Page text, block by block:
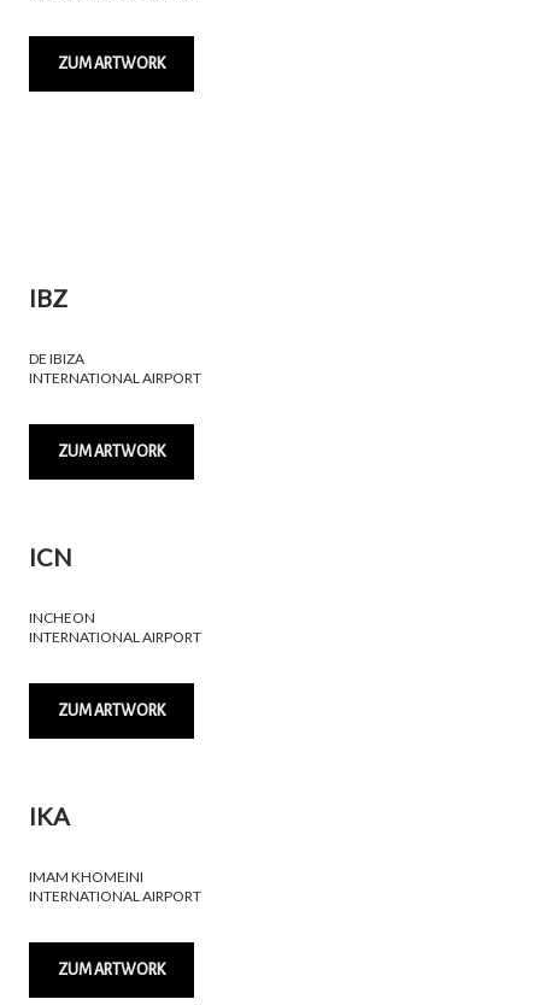
ZUM ARTWORK
IBZ
DE IBIZA
INTERNATIONAL AIRPORT
ZUM ARTWORK
ICN
INCHEON
INTERNATIONAL AIRPORT
ZUM ARTWORK
IKA
IMAM KHOMEINI
INTERNATIONAL AIRPORT
ZUM ARTWORK